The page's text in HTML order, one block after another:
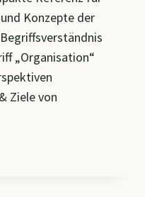
Konzepte der
„Organisation“
Ziele von